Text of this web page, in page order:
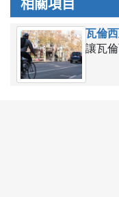
相關項目
瓦倫
讓瓦